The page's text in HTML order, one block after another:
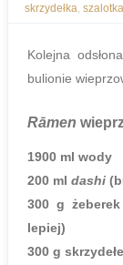
skrzydełka, szalotka
Kolejna odsłona
bulionie
Rāmen
1900 ml wody
200 ml dashi
300 g
lepiej)
300 g